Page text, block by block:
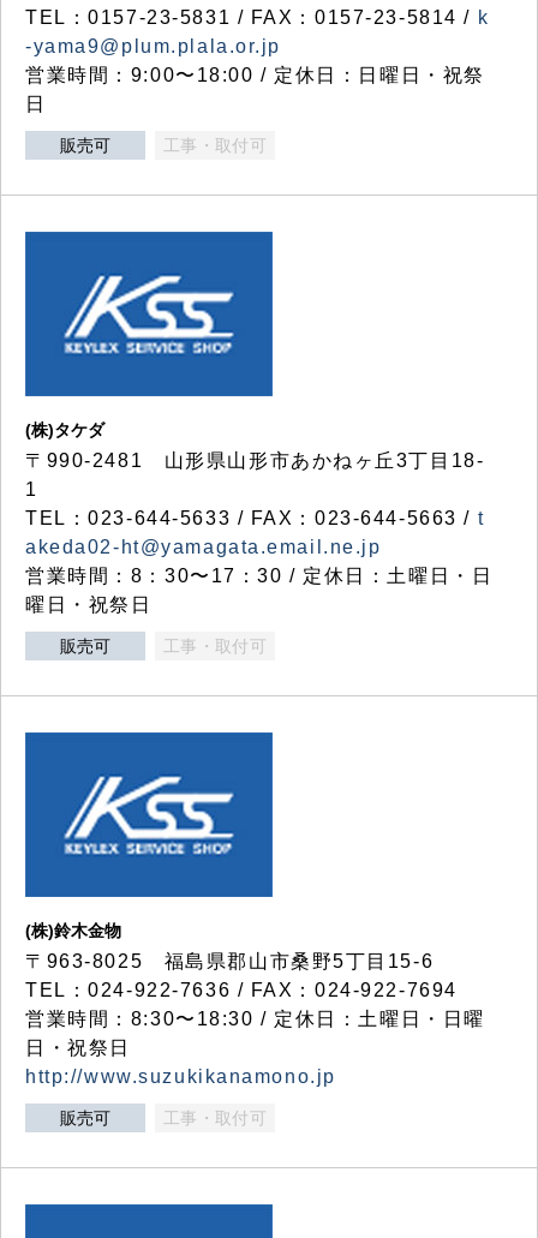
TEL：0157-23-5831 / FAX：0157-23-5814 / k
-yama9@plum.plala.or.jp
営業時間：9:00〜18:00 / 定休日：日曜日・祝祭
日
販売可 工事・取付可
(株)タケダ
〒990-2481 山形県山形市あかねヶ丘3丁目18-
1
TEL：023-644-5633 / FAX：023-644-5663 / t
akeda02-ht@yamagata.email.ne.jp
営業時間：8：30〜17：30 / 定休日：土曜日・日
曜日・祝祭日
販売可 工事・取付可
(株)鈴木金物
〒963-8025 福島県郡山市桑野5丁目15-6
TEL：024-922-7636 / FAX：024-922-7694
営業時間：8:30〜18:30 / 定休日：土曜日・日曜
日・祝祭日
http://www.suzukikanamono.jp
販売可 工事・取付可